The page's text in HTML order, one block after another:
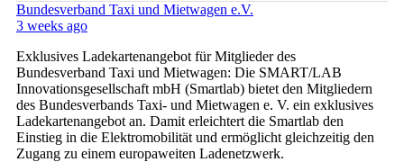
Bundesverband Taxi und Mietwagen e.V.
3 weeks ago
Exklusives Ladekartenangebot für Mitglieder des
Bundesverband Taxi und Mietwagen: Die SMART/LAB
Innovationsgesellschaft mbH (Smartlab) bietet den Mitgliedern
des Bundesverbands Taxi- und Mietwagen e. V. ein exklusives
Ladekartenangebot an. Damit erleichtert die Smartlab den
Einstieg in die Elektromobilität und ermöglicht gleichzeitig den
Zugang zu einem europaweiten Ladenetzwerk.